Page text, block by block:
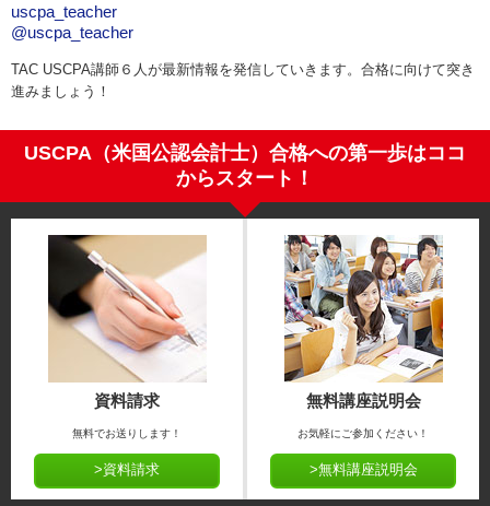
uscpa_teacher
@uscpa_teacher
TAC USCPA講師６人が最新情報を発信していきます。合格に向けて突き
進みましょう！
USCPA（米国公認会計士）合格への第一歩はココ
からスタート！
資料請求
無料でお送りします！
>資料請求
無料講座説明会
お気軽にご参加ください！
>無料講座説明会